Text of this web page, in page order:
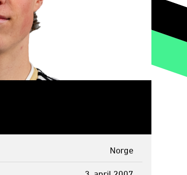
Norge